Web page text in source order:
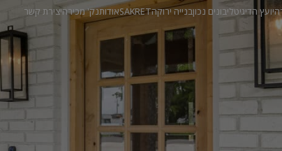
היועץ הדיגיטליבונים נכוןבנייה ירוקהSAKRETאודותנק' מכירהיצירת קשר